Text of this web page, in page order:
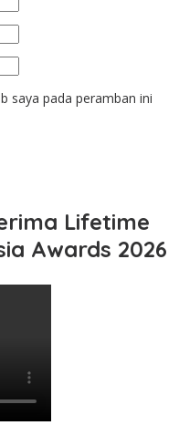
saya pada peramban ini
Lifetime
Awards 2026